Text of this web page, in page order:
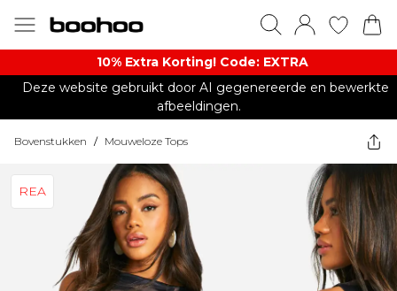
10% Extra Korting! Code: EXTRA​
Deze website gebruikt door AI gegenereerde en bewerkte
afbeeldingen.
Bovenstukken / Mouweloze Tops
REA